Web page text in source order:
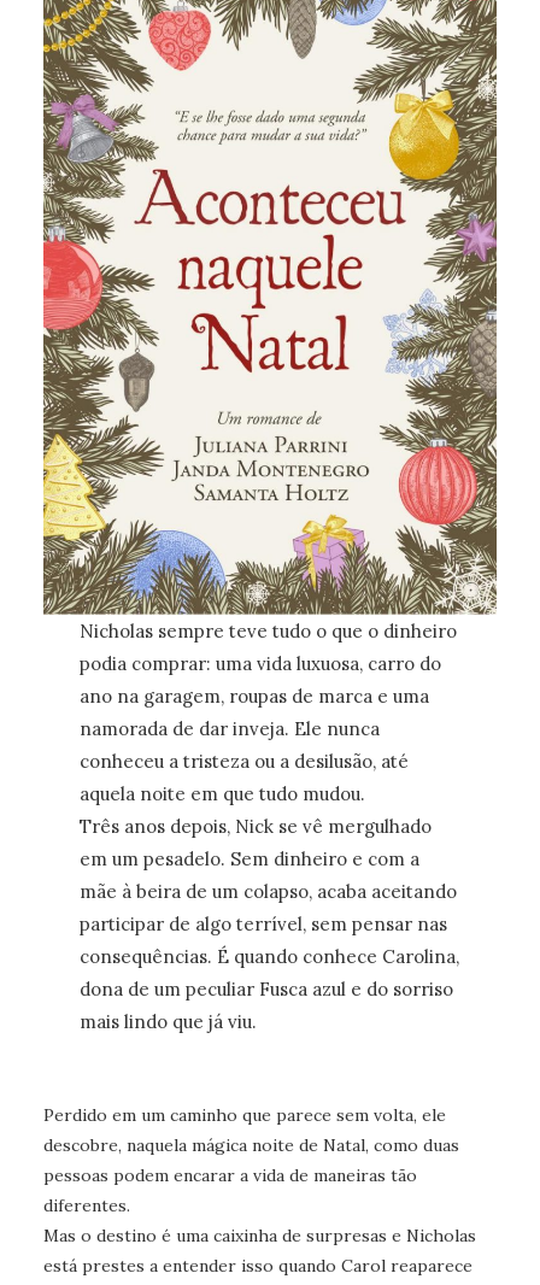
Nicholas sempre teve tudo o que o dinheiro
podia comprar: uma vida luxuosa, carro do
ano na garagem, roupas de marca e uma
namorada de dar inveja. Ele nunca
conheceu a tristeza ou a desilusão, até
aquela noite em que tudo mudou.
Três anos depois, Nick se vê mergulhado
em um pesadelo. Sem dinheiro e com a
mãe à beira de um colapso, acaba aceitando
participar de algo terrível, sem pensar nas
consequências. É quando conhece Carolina,
dona de um peculiar Fusca azul e do sorriso
mais lindo que já viu.
Perdido em um caminho que parece sem volta, ele
descobre, naquela mágica noite de Natal, como duas
pessoas podem encarar a vida de maneiras tão
diferentes.
Mas o destino é uma caixinha de surpresas e Nicholas
está prestes a entender isso quando Carol reaparece